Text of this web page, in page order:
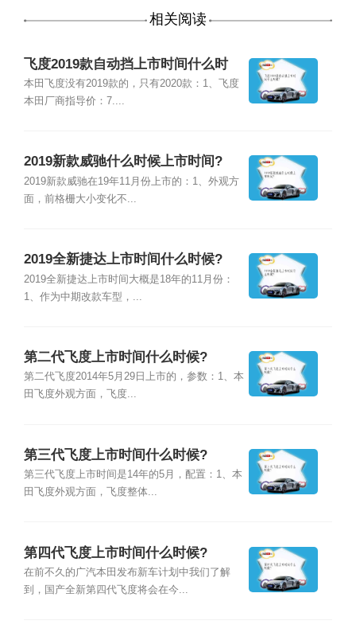
相关阅读
飞度2019款自动挡上市时间什么时
候?
本田飞度没有2019款的，只有2020款：1、飞度
本田厂商指导价：7....
2019新款威驰什么时候上市时间?
2019新款威驰在19年11月份上市的：1、外观方
面，前格栅大小变化不...
2019全新捷达上市时间什么时候?
2019全新捷达上市时间大概是18年的11月份：
1、作为中期改款车型，...
第二代飞度上市时间什么时候?
第二代飞度2014年5月29日上市的，参数：1、本
田飞度外观方面，飞度...
第三代飞度上市时间什么时候?
第三代飞度上市时间是14年的5月，配置：1、本
田飞度外观方面，飞度整体...
第四代飞度上市时间什么时候?
在前不久的广汽本田发布新车计划中我们了解
到，国产全新第四代飞度将会在今...